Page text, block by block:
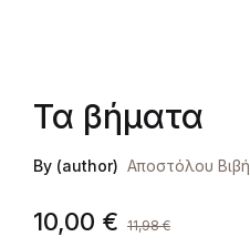
Τα βήματα
By (author) Αποστόλου Βιβή
10,00 € 11,98€